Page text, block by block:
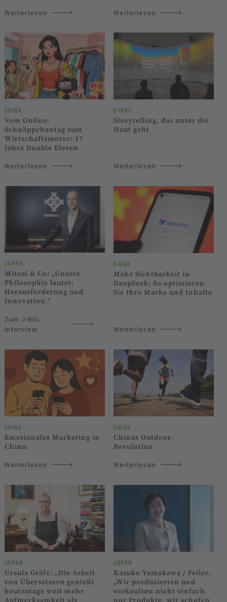
Weiterlesen
Weiterlesen
CHINA
Vom Online-
Schnäppchentag zum
Wirtschaftsmotor: 17
Jahre Double Eleven
Weiterlesen
STORY
Storytelling, das unter die
Haut geht
Weiterlesen
JAPAN
Mitsui & Co: „Unsere
Philosophie lautet:
Herausforderung und
Innovation.“
Zum J-BIG
Interview
CHINA
Mehr Sichtbarkeit in
DeepSeek: So optimieren
Sie Ihre Marke und Inhalte
Weiterlesen
CHINA
Emotionales Marketing in
China:
Weiterlesen
CHINA
Chinas Outdoor-
Revolution
Weiterlesen
JAPAN
Ursula Gräfe: „Die Arbeit
von Übersetzern genießt
heutzutage weit mehr
JAPAN
Kazuko Yamakawa / Feiler:
„Wir produzierten und
verkauften nicht einfach